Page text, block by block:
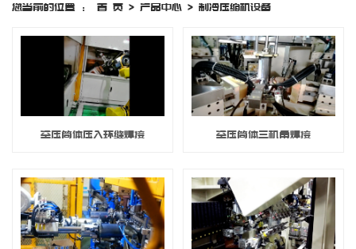
您当前的位置 ： 首 页 > 产品中心 > 制冷压缩机设备
空压筒体压入环缝焊接 空压筒体三机角焊接